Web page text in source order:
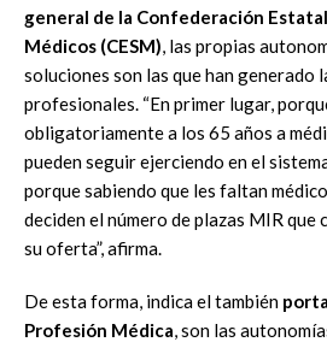
general de la Confederación
Médicos (CESM), las propias
soluciones son las que han generado
profesionales. “En primer lugar,
obligatoriamente a los 65 años a
pueden seguir ejerciendo en el
porque sabiendo que les faltan
deciden el número de plazas MIR que
su oferta”, afirma.
De esta forma, indica el también
Profesión Médica, son las